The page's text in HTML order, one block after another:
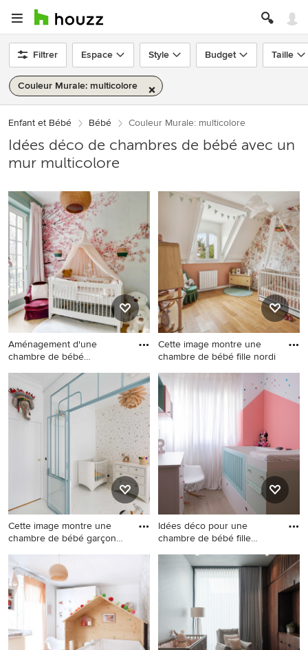
Filtrer Espace Style Budget Taille
Couleur Murale: multicolore
Enfant et Bébé Bébé Couleur Murale: multicolore
Idées déco de chambres de bébé avec un
mur multicolore
Aménagement d'une
chambre de bébé
Aménagement d'une
chambre de bébé
contemporaine avec un mur
multicolore, parquet clair, un
sol beige et du papier peint.
Cette image montre une
chambre de bébé fille nordi
Cette image montre une
chambre de bébé fille
nordique avec un mur
multicolore, un sol en bois
brun, un sol marron et du
papier peint.
Cette image montre une
chambre de bébé garçon
Cette image montre une
chambre de bébé garçon
nordique avec un mur
multicolore et un sol blanc.
Idées déco pour une
chambre de bébé fille
Idées déco pour une
chambre de bébé fille
contemporaine de taille
moyenne avec un mur
multicolore, un sol en bois
brun et un sol beige.